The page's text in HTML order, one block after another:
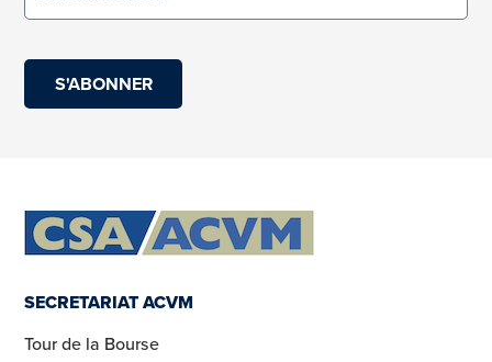
(obligatoire)
SECRETARIAT ACVM
Tour de la Bourse